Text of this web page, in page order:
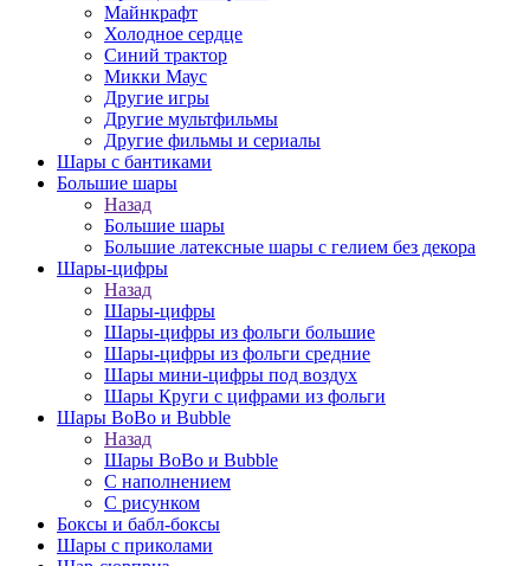
Майнкрафт
Холодное сердце
Синий трактор
Микки Маус
Другие игры
Другие мультфильмы
Другие фильмы и сериалы
Шары с бантиками
Большие шары
Назад
Большие шары
Большие латексные шары с гелием без декора
Шары-цифры
Назад
Шары-цифры
Шары-цифры из фольги большие
Шары-цифры из фольги средние
Шары мини-цифры под воздух
Шары Круги с цифрами из фольги
Шары BoBo и Bubble
Назад
Шары BoBo и Bubble
С наполнением
С рисунком
Боксы и бабл-боксы
Шары с приколами